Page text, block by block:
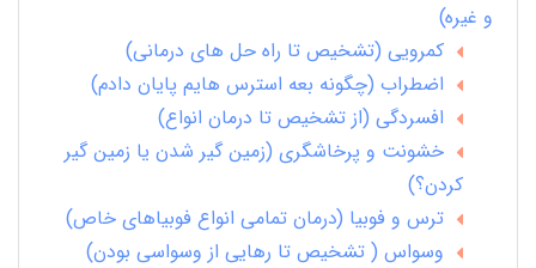
و غیره)
کمرویی (تشخیص تا راه حل های درمانی)
اضطراب (چگونه بعه استرس هایم پایان دادم)
افسردگی (از تشخیص تا درمان انواع)
خشونت و پرخاشگری (زمین گیر شدن یا زمین گیر
کردن؟)
ترس و فوبیا (درمان تمامی انواع فوبیاهای خاص)
وسواس ( تشخیص تا رهایی از وسواسی بودن)